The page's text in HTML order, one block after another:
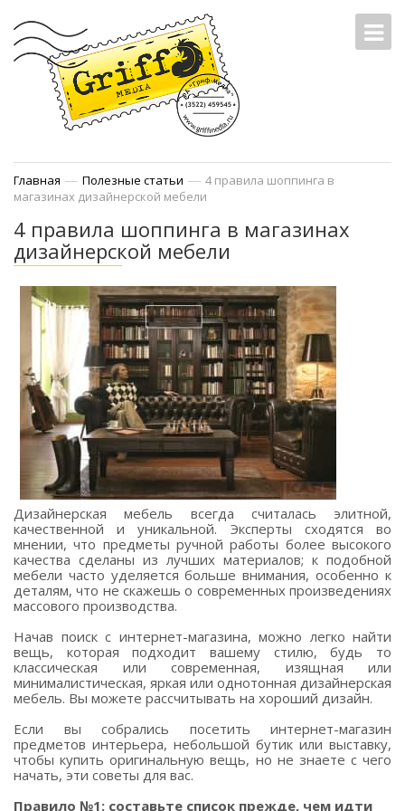
Главная — Полезные статьи — 4 правила шоппинга в
магазинах дизайнерской мебели
4 правила шоппинга в магазинах
дизайнерской мебели
Дизайнерская мебель всегда считалась элитной,
качественной и уникальной. Эксперты сходятся во
мнении, что предметы ручной работы более высокого
качества сделаны из лучших материалов; к подобной
мебели часто уделяется больше внимания, особенно к
деталям, что не скажешь о современных произведениях
массового производства.
Начав поиск с интернет-магазина, можно легко найти
вещь, которая подходит вашему стилю, будь то
классическая или современная, изящная или
минималистическая, яркая или однотонная дизайнерская
мебель. Вы можете рассчитывать на хороший дизайн.
Если вы собрались посетить интернет-магазин
предметов интерьера, небольшой бутик или выставку,
чтобы купить оригинальную вещь, но не знаете с чего
начать, эти советы для вас.
Правило №1: составьте список прежде, чем идти